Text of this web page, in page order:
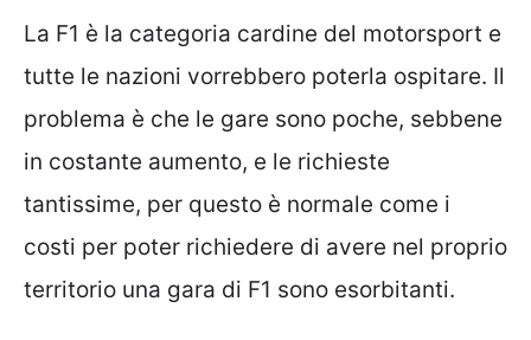
La F1 è la categoria cardine del motorsport e
tutte le nazioni vorrebbero poterla ospitare. Il
problema è che le gare sono poche, sebbene
in costante aumento, e le richieste
tantissime, per questo è normale come i
costi per poter richiedere di avere nel proprio
territorio una gara di F1 sono esorbitanti.